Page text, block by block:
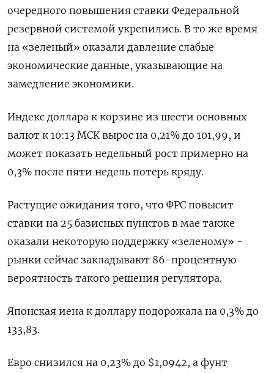
очередного повышения ставки Федеральной
резервной системой укрепились. В то же время
на «зеленый» оказали давление слабые
экономические данные, указывающие на
замедление экономики.
Индекс доллара к корзине из шести основных
валют к 10:13 МСК вырос на 0,21% до 101,99​, и
может показать недельный рост примерно на
0,3% после пяти недель потерь кряду.
Растущие ожидания того, что ФРС повысит
ставки на 25 базисных пунктов в мае также
оказали некоторую поддержку «зеленому» -
рынки сейчас закладывают 86-процентную
вероятность такого решения регулятора.
Японская иена к доллару подорожала на 0,3%​ до
133,83.
Евро снизился на 0,23% до $1,0942​, а фунт